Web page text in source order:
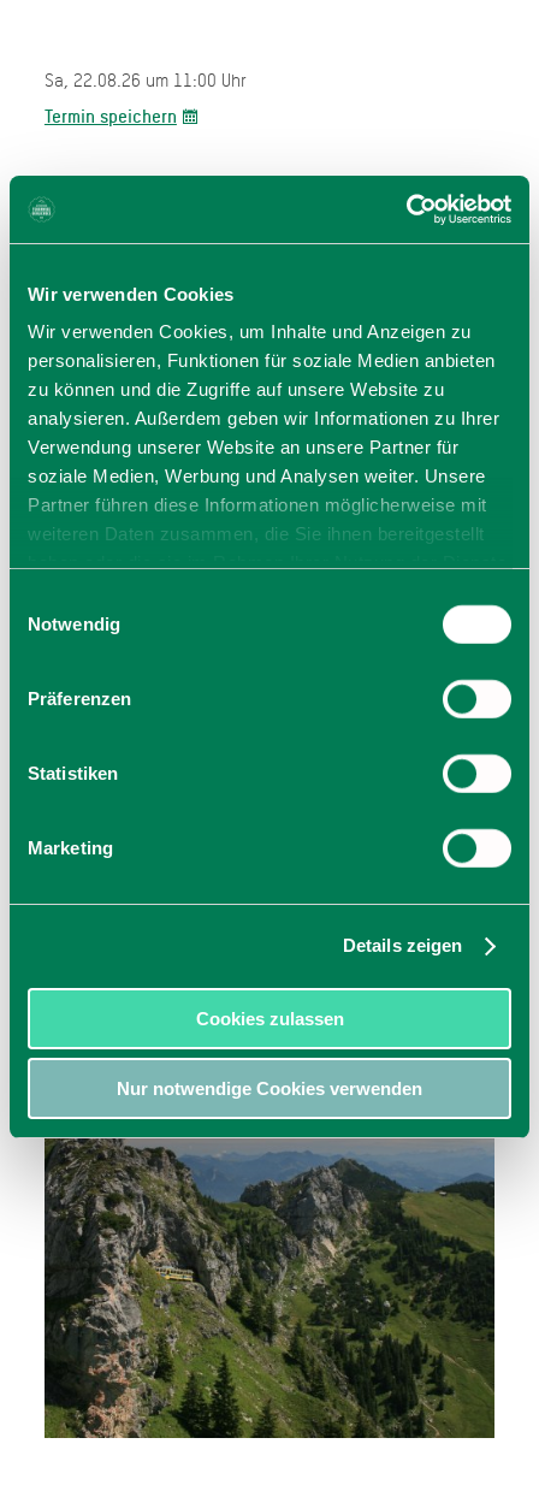
Wir verwenden Cookies
Wir verwenden Cookies, um Inhalte und Anzeigen zu
personalisieren, Funktionen für soziale Medien anbieten
zu können und die Zugriffe auf unsere Website zu
analysieren. Außerdem geben wir Informationen zu Ihrer
Verwendung unserer Website an unsere Partner für
soziale Medien, Werbung und Analysen weiter. Unsere
Partner führen diese Informationen möglicherweise mit
weiteren Daten zusammen, die Sie ihnen bereitgestellt
Cookies, wenn Sie unsere Webseite weiterhin nutzen.
Notwendig
Präferenzen
Statistiken
Marketing
Details zeigen
Cookies zulassen
Nur notwendige Cookies verwenden
Sa, 22.08.26 um 11:00 Uhr
Termin speichern
Veranstalter
Evang. -Luth. Pfarramt Neuhaus
Josefstaler Str. 6a
83727 Schliersee
Tel.: 08026 7332
E-Mail verfassen